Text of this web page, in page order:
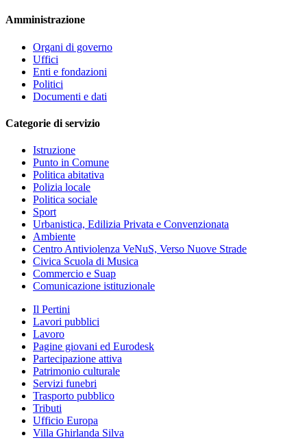
Amministrazione
Organi di governo
Uffici
Enti e fondazioni
Politici
Documenti e dati
Categorie di servizio
Istruzione
Punto in Comune
Politica abitativa
Polizia locale
Politica sociale
Sport
Urbanistica, Edilizia Privata e Convenzionata
Ambiente
Centro Antiviolenza VeNuS, Verso Nuove Strade
Civica Scuola di Musica
Commercio e Suap
Comunicazione istituzionale
Il Pertini
Lavori pubblici
Lavoro
Pagine giovani ed Eurodesk
Partecipazione attiva
Patrimonio culturale
Servizi funebri
Trasporto pubblico
Tributi
Ufficio Europa
Villa Ghirlanda Silva